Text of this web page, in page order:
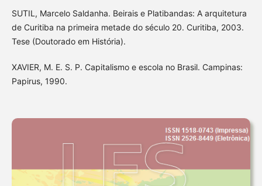
SUTIL, Marcelo Saldanha. Beirais e Platibandas: A arquitetura
de Curitiba na primeira metade do século 20. Curitiba, 2003.
Tese (Doutorado em História).
XAVIER, M. E. S. P. Capitalismo e escola no Brasil. Campinas:
Papirus, 1990.